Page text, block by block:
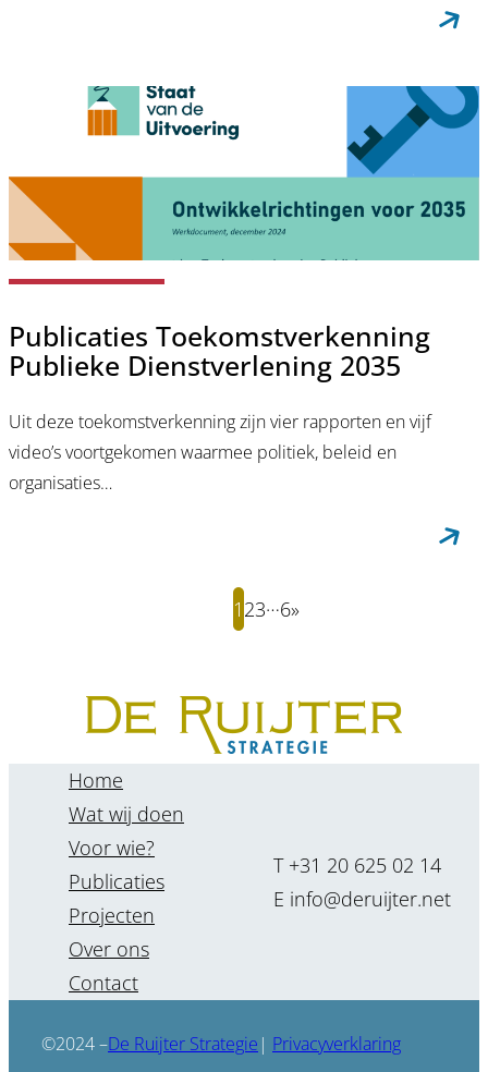
Publicaties Toekomstverkenning
Publieke Dienstverlening 2035
Uit deze toekomstverkenning zijn vier rapporten en vijf
video’s voortgekomen waarmee politiek, beleid en
organisaties…
1 23…6»
Home
Wat wij doen
Voor wie?
Publicaties
Projecten
Over ons
Contact
T +31 20 625 02 14
E info@deruijter.net
©2024 –De Ruijter Strategie | Privacyverklaring